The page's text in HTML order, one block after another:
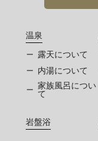
温泉
露天について
内湯について
家族風呂につい
て
岩盤浴